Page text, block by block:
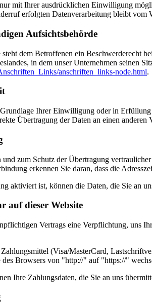
mit Ihrer ausdrücklichen Einwilligung
erfolgten Datenverarbeitung bleibt vom
Aufsichtsbehörde
dem Betroffenen ein Beschwerderecht
in dem unser Unternehmen seinen
anschriften_links-node.html.
Ihrer Einwilligung oder in
Übertragung der Daten an einen
und zum Schutz der Übertragung
erkennen Sie daran, dass die
aktiviert ist, können die Daten, die Sie an
auf dieser Website
Vertrags eine Verpflichtung, uns
(Visa/MasterCard,
des Browsers von "http://" auf "https://"
Ihre Zahlungsdaten, die Sie an uns